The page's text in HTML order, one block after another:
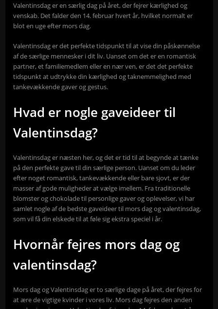
Valentinsdag er en særlig dag på året, der fejrer kærlighed og
venskab. Det falder den 14. februar hvert år, hvilket normalt er
blot en uge efter mors dag.
Valentinsdag er det perfekte tidspunkt til at vise din påskønnelse
af de særlige mennesker i dit liv. Uanset om det er en romantisk
partner, et familiemedlem eller en nær ven, er det det perfekte
tidspunkt at udtrykke din kærlighed og taknemmelighed med
tankevækkende gaver og gestus.
Hvad er nogle gaveideer til
Valentinsdag?
Valentinsdag er næsten her, og det er tid til at begynde at tænke
på den perfekte gave til din særlige person. Uanset om du leder
efter noget romantisk, tankevækkende eller bare sjovt, er der
masser af gode muligheder at vælge imellem. Fra traditionelle
blomster og chokolade til personlige gaver og oplevelser, vi har
samlet nogle af de bedste gaveideer til mors dag og valentinsdag,
som vil få din elskede til at føle sig ekstra speciel i år.
Hvornår fejres mors dag og
valentinsdag?
Mors dag og Valentinsdag er to særlige dage på året, der fejres for
at ære de vigtige kvinder i vores liv. Mors dag fejres den anden